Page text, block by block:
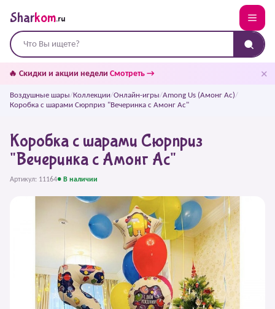
Sharkom.ru
🔥 Скидки и акции недели Смотреть → ✕
Воздушные шары/Коллекции/Онлайн-игры/Among Us (Амонг Ас)/
Коробка с шарами Сюрприз "Вечеринка с Амонг Ас"
Коробка с шарами Сюрприз
"Вечеринка с Амонг Ас"
Артикул: 11164● В наличии